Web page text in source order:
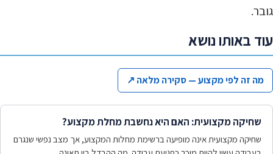
גובר.
עוד באותו נושא
מה זה לפי מקצוע — סקירה מלאה ↗
שחיקה מקצועית: האם היא נחשבת מחלת מקצוע?
שחיקה מקצועית אינה מופיעה ברשימת מחלות המקצוע, אך מצב נפשי שנגרם